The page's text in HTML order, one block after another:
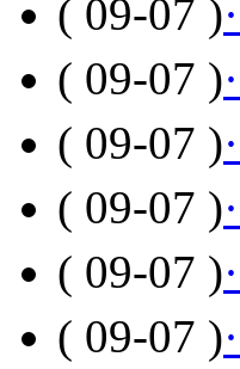
( 09-07 )
( 09-07 )
( 09-07 )
( 09-07 )
( 09-07 )·
( 09-07 )